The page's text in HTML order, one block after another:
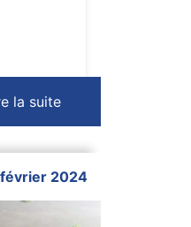
la suite
2024